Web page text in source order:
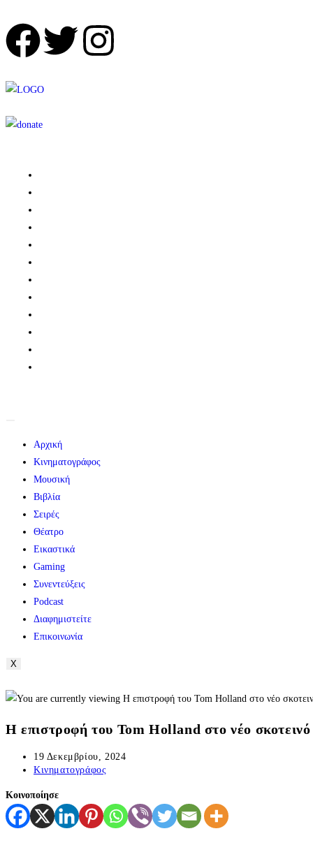
Αρχική
Κινηματογράφος
Μουσική
Βιβλία
Σειρές
Θέατρο
Εικαστικά
Gaming
Συνεντεύξεις
Podcast
Διαφημιστείτε
Επικοινωνία
X
Η επιστροφή του Tom Holland στο νέο
19 Δεκεμβρίου, 2024
Κινηματογράφος
Κοινοποίησε